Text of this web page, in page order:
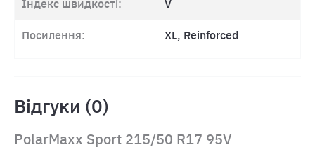
Індекс швидкості: V
Посилення: XL, Reinforced
Відгуки (0)
PolarMaxx Sport 215/50 R17 95V